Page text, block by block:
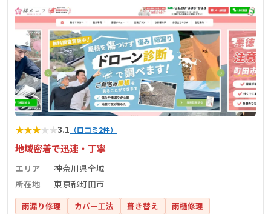
★★★★★3.1 （口コミ2件）
地域密着で迅速・丁寧
エリア
神奈川県全域
所在地
東京都町田市
雨漏り修理 カバー工法 葺き替え
雨樋修理